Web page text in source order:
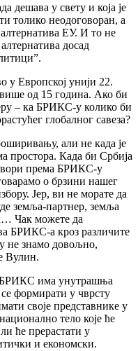
дешава у свету и која је
толико неодоговоран, а
ЕУ. И то не
досад
у Европској унији 22.
од 15 година. Ако би
– ка БРИКС-у колико би
глобалног савеза?
али не када је
простора. Када би Србија
према БРИКС-у
о брзини нашег
Јер, ви не морате да
земља-партнер, земља
Чак можете да
БРИКС-а кроз различите
знамо довољно,
Вулин.
БРИКС има унутрашња
формирати у чврсту
своје представнике у
тело које ће
ће прерастати у
и економски.